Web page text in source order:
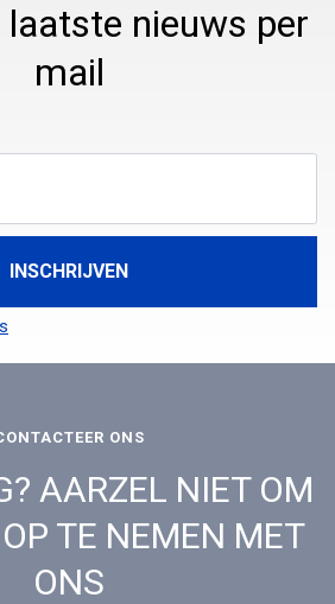
nieuws per
mail
ONS
AARZEL NIET OM
TE NEMEN MET
ONS